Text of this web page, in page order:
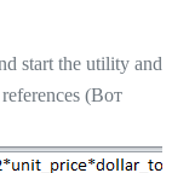
start the utility and
(Вот